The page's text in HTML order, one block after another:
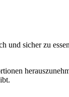
und sicher zu